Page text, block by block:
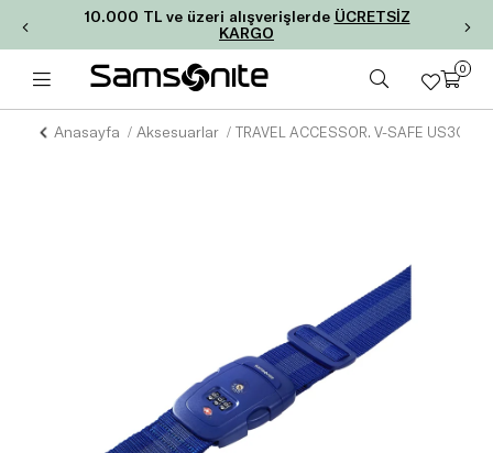
10.000 TL ve üzeri alışverişlerde ÜCRETSİZ
KARGO
0
Anasayfa Aksesuarlar